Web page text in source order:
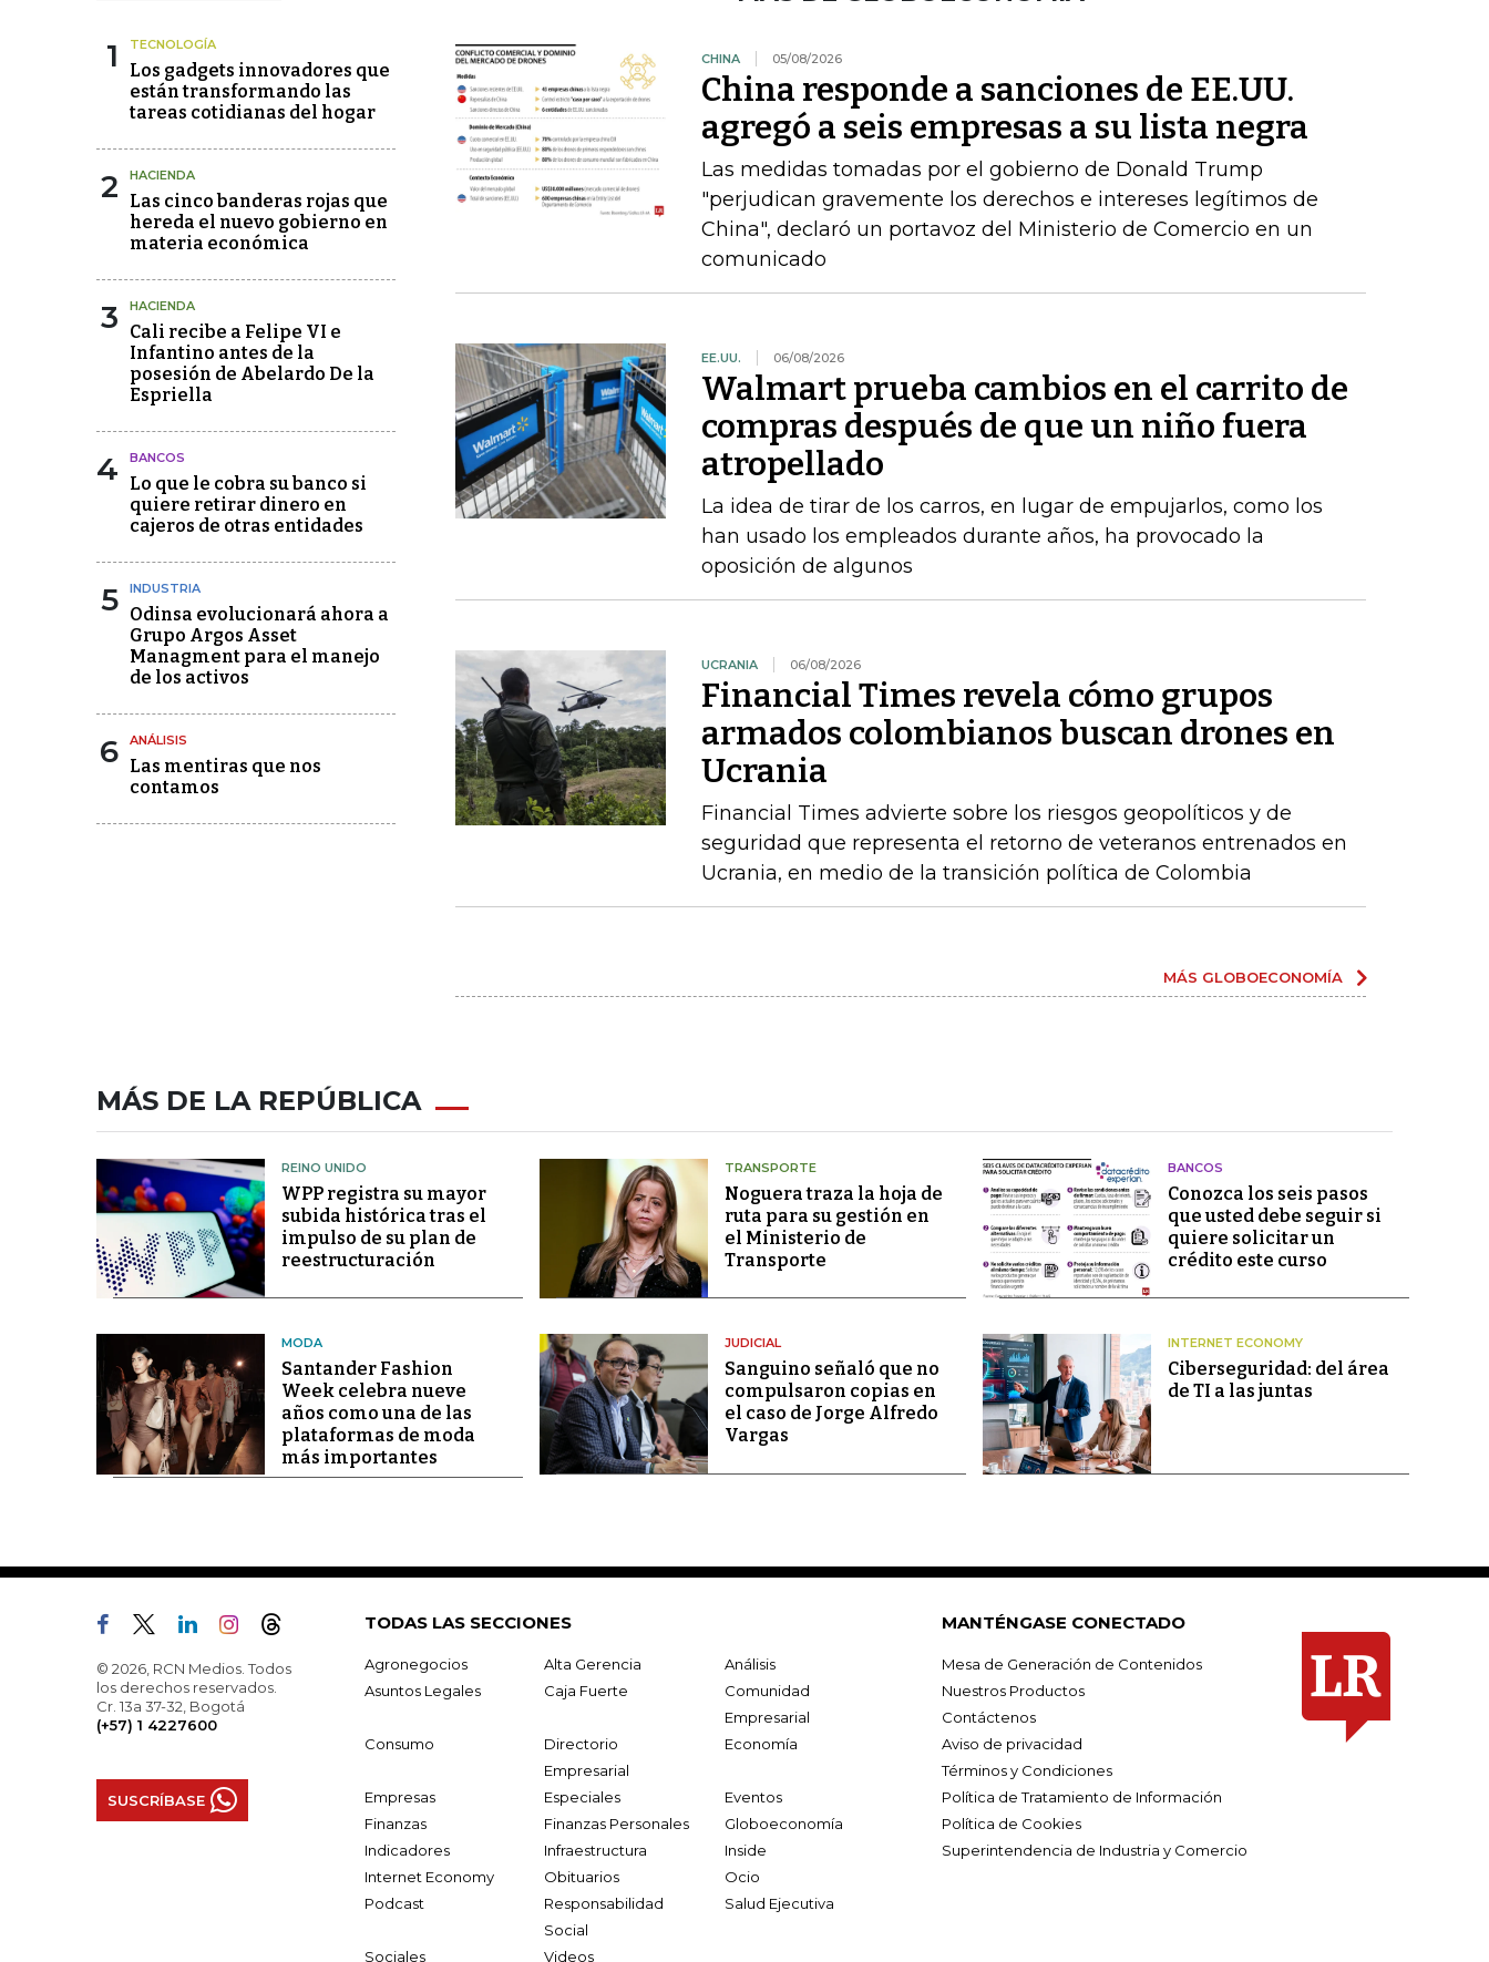
1 TECNOLOGÍA
Los gadgets innovadores que
están transformando las
tareas cotidianas del hogar
2 HACIENDA
Las cinco banderas rojas que
hereda el nuevo gobierno en
materia económica
3 HACIENDA
Cali recibe a Felipe VI e
Infantino antes de la
posesión de Abelardo De la
Espriella
4 BANCOS
Lo que le cobra su banco si
quiere retirar dinero en
cajeros de otras entidades
5 INDUSTRIA
Odinsa evolucionará ahora a
Grupo Argos Asset
Managment para el manejo
de los activos
6 ANÁLISIS
Las mentiras que nos
contamos
CHINA 05/08/2026
China responde a sanciones de EE.UU.
agregó a seis empresas a su lista negra
Las medidas tomadas por el gobierno de Donald Trump
"perjudican gravemente los derechos e intereses legítimos de
China", declaró un portavoz del Ministerio de Comercio en un
comunicado
EE.UU. 06/08/2026
Walmart prueba cambios en el carrito de
compras después de que un niño fuera
atropellado
La idea de tirar de los carros, en lugar de empujarlos, como los
han usado los empleados durante años, ha provocado la
oposición de algunos
UCRANIA 06/08/2026
Financial Times revela cómo grupos
armados colombianos buscan drones en
Ucrania
Financial Times advierte sobre los riesgos geopolíticos y de
seguridad que representa el retorno de veteranos entrenados en
Ucrania, en medio de la transición política de Colombia
MÁS GLOBOECONOMÍA
MÁS DE LA REPÚBLICA
REINO UNIDO
WPP registra su mayor
subida histórica tras el
impulso de su plan de
reestructuración
TRANSPORTE
Noguera traza la hoja de
ruta para su gestión en
el Ministerio de
Transporte
BANCOS
Conozca los seis pasos
que usted debe seguir si
quiere solicitar un
crédito este curso
MODA
Santander Fashion
Week celebra nueve
años como una de las
plataformas de moda
más importantes
JUDICIAL
Sanguino señaló que no
compulsaron copias en
el caso de Jorge Alfredo
Vargas
INTERNET ECONOMY
Ciberseguridad: del área
de TI a las juntas
© 2026, RCN Medios. Todos
los derechos reservados.
Cr. 13a 37-32, Bogotá
(+57) 1 4227600
SUSCRÍBASE
TODAS LAS SECCIONES
Agronegocios Alta Gerencia
Análisis
Asuntos Legales
Caja Fuerte
Comunidad
Empresarial
Consumo
Directorio
Empresarial
Economía
Empresas Especiales
Eventos
Finanzas
Finanzas Personales
Globoeconomía
Indicadores
Infraestructura
Inside
Internet Economy
Obituarios
Ocio
Podcast
Responsabilidad
Social
Salud Ejecutiva
Sociales Videos
MANTÉNGASE CONECTADO
Mesa de Generación de Contenidos
Nuestros Productos
Contáctenos
Aviso de privacidad
Términos y Condiciones
Política de Tratamiento de Información
Política de Cookies
Superintendencia de Industria y Comercio